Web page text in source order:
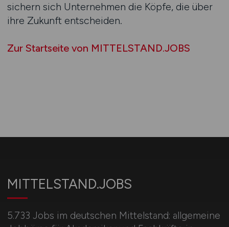
sichern sich Unternehmen die Köpfe, die über
ihre Zukunft entscheiden.
Zur Startseite von MITTELSTAND.JOBS
MITTELSTAND.JOBS
5.733 Jobs im deutschen Mittelstand: allgemeine